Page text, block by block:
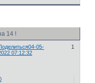
14 !
1
04-05-
07:12:32